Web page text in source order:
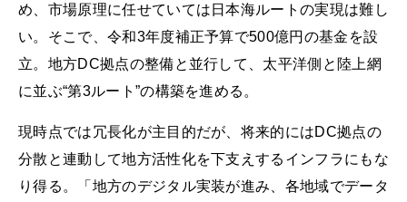
め、市場原理に任せていては日本海ルートの実現は難し
い。そこで、令和3年度補正予算で500億円の基金を設
立。地方DC拠点の整備と並行して、太平洋側と陸上網
に並ぶ“第3ルート”の構築を進める。
現時点では冗長化が主目的だが、将来的にはDC拠点の
分散と連動して地方活性化を下支えするインフラにもな
り得る。「地方のデジタル実装が進み、各地域でデータ